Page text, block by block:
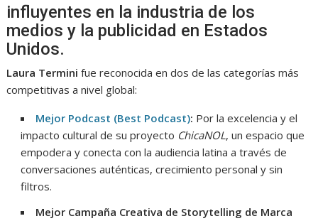
influyentes en la industria de los
medios y la publicidad en Estados
Unidos.
Laura Termini fue reconocida en dos de las categorías más
competitivas a nivel global:
Mejor Podcast (Best Podcast): Por la excelencia y el
impacto cultural de su proyecto ChicaNOL, un espacio que
empodera y conecta con la audiencia latina a través de
conversaciones auténticas, crecimiento personal y sin
filtros.
Mejor Campaña Creativa de Storytelling de Marca